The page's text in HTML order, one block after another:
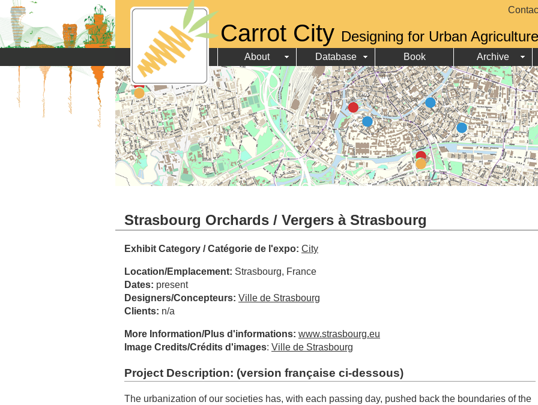
Carrot City Designing for Urban Agriculture
About Database Book Archive
Strasbourg Orchards / Vergers à Strasbourg
Exhibit Category / Catégorie de l'expo: City
Location/Emplacement: Strasbourg, France
Dates: present
Designers/Concepteurs: Ville de Strasbourg
Clients: n/a
More Information/Plus d'informations: www.strasbourg.eu
Image Credits/Crédits d'images: Ville de Strasbourg
Project Description: (version française ci-dessous)
The urbanization of our societies has, with each passing day, pushed back the boundaries of the